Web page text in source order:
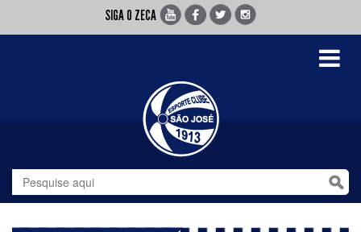
SIGA O ZECA
Toggle